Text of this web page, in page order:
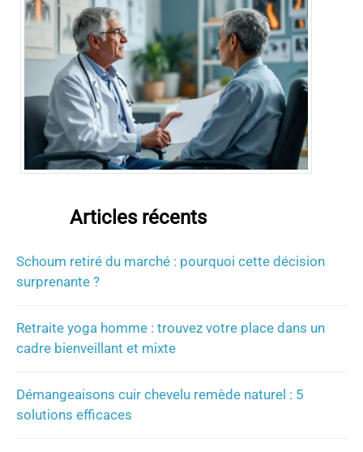
Articles récents
Schoum retiré du marché : pourquoi cette décision
surprenante ?
Retraite yoga homme : trouvez votre place dans un
cadre bienveillant et mixte
Démangeaisons cuir chevelu remède naturel : 5
solutions efficaces